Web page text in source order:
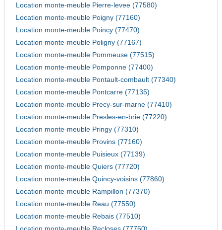
Location monte-meuble Pierre-levee (77580)
Location monte-meuble Poigny (77160)
Location monte-meuble Poincy (77470)
Location monte-meuble Poligny (77167)
Location monte-meuble Pommeuse (77515)
Location monte-meuble Pomponne (77400)
Location monte-meuble Pontault-combault (77340)
Location monte-meuble Pontcarre (77135)
Location monte-meuble Precy-sur-marne (77410)
Location monte-meuble Presles-en-brie (77220)
Location monte-meuble Pringy (77310)
Location monte-meuble Provins (77160)
Location monte-meuble Puisieux (77139)
Location monte-meuble Quiers (77720)
Location monte-meuble Quincy-voisins (77860)
Location monte-meuble Rampillon (77370)
Location monte-meuble Reau (77550)
Location monte-meuble Rebais (77510)